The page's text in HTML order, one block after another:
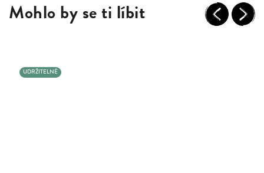
Mohlo by se ti líbit Previous
UDRŽITELNÉ
Next